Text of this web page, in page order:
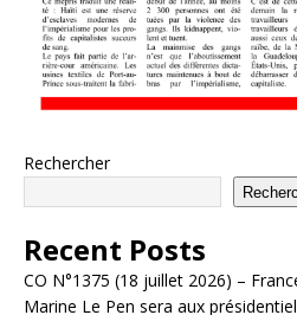
Rechercher
Recent Posts
CO N°1375 (18 juillet 2026) –
Marine Le Pen sera aux